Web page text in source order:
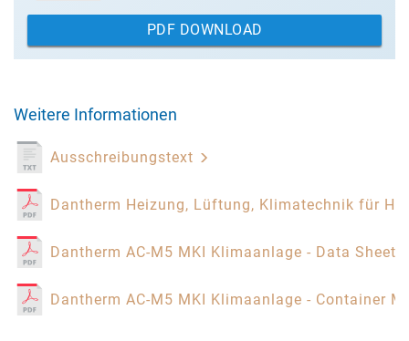
PDF DOWNLOAD
Weitere Informationen
Ausschreibungstext
Dantherm Heizung, Lüftung, Klimatechnik für
Dantherm AC-M5 MKI Klimaanlage - Data Sheet
Dantherm AC-M5 MKI Klimaanlage - Container